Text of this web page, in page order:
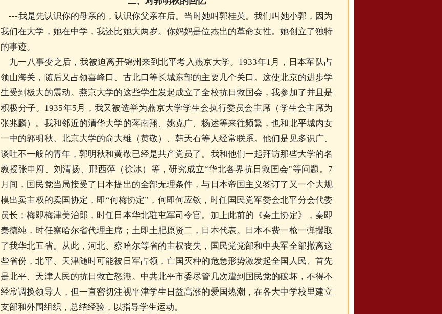
---我是先认识你的母亲的，认识你父亲在后。当时她叫郭桂英。我们叫她小郭，因为
我们在大学，她在中学，我还比她大两岁。你妈妈是位杰出的革命女性。她创立了独特
的事迹。
九一八事变之后，我被迫离开锦州来到北平考入燕京大学。1933年1月，日本军队占
领山海关，随后又占领喜峰口、古北口等长城东部的主要几个关口。这使北京的进步学
生受到极大的震动。燕京大学的这些学生发起成立了全校抗日救国会，我参加了并且是
积极分子。1935年5月，我又被选举为燕京大学学生会执行委员会主席（学生会主席为
张兆麟）。我和邻近的清华大学的蒋南翔、姚克广、杨述等来往频繁，也和北平城内女
一中的郭明秋、北京大学的俞大维（黄敬）、韩天石等人经常联系。他们是见多识广、
谈吐不一般的青年，郭明秋和黄敬已经是共产党员了。我和他们一起拜访那些大学的名
教授张申府、刘清扬、邢西萍（徐冰）等，研究成立“华北各界抗日救国会”等问题。7
月间，国民党当局接受了日本提出的全部无理条件，与日本帝国主义签订了又一个大规
模出卖主权的卖国协定，即“何梅协定”，何即何应钦，时任国民党军委会北平分会代委
员长；梅即梅津美治郎，时任日本华北驻屯军司令官。加上此前的《秦土协定》，秦即
秦德纯，时任察哈尔省代理主席；土即土肥原贤二，日本代表。日本不费一枪一弹攫取
了我华北五省。从此，河北、察哈尔等省的主权丧失，国民党党部和中央军全部撤离这
些省份，北平、天津随时可能被日军占领，亡国灭种的危急形势激发起全国人民、首先
是北平、天津人民的抗日救亡怒潮。中共北平市委尽管几次遭到国民党的破坏，不得不
经常调换领导人，但一直密切注视平津学生日益高涨的爱国热潮，在各大中学校里建立
支部和外围组织，总结经验，以指导学生运动。